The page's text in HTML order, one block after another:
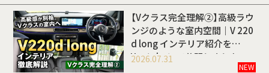
【Vクラス完全理解②】高級ラウ
ンジのような室内空間｜V 220
d long インテリア紹介を
Youtubeにて公開しました
2026.07.31
NEW